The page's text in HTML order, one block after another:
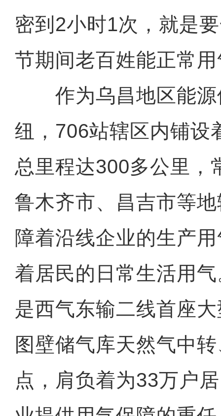
密到2小时1次，就是
节期间老百姓能正常
作为乌昌地区能源
纽，706站辖区内铺设
总里程达300多公里，
鲁木齐市、昌吉市等
障着沿线企业的生产
着居民的日常生活用
是西气东输二线首座
图壁储气库天然气中
点，肩负着为33万户